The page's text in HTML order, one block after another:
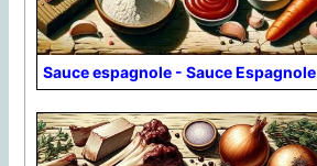
Sauce espagnole - Sauce Espagnole